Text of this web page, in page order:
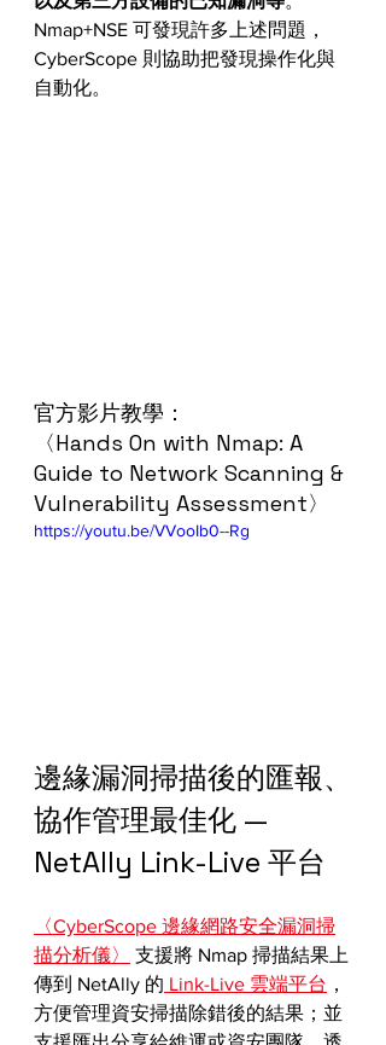
Nmap+NSE 可發現許多上述問題，
CyberScope 則協助把發現操作化與
自動化。
官方影片教學：
〈Hands On with Nmap: A
Guide to Network Scanning &
Vulnerability Assessment〉
https://youtu.be/VVooIb0--Rg
邊緣漏洞掃描後的匯報、
協作管理最佳化 —
NetAlly Link-Live 平台
〈CyberScope 邊緣網路安全漏洞掃
描分析儀〉
支援將 Nmap 掃描結果上
傳到 NetAlly 的 Link-Live 雲端平台 ，
方便管理資安掃描除錯後的結果；並